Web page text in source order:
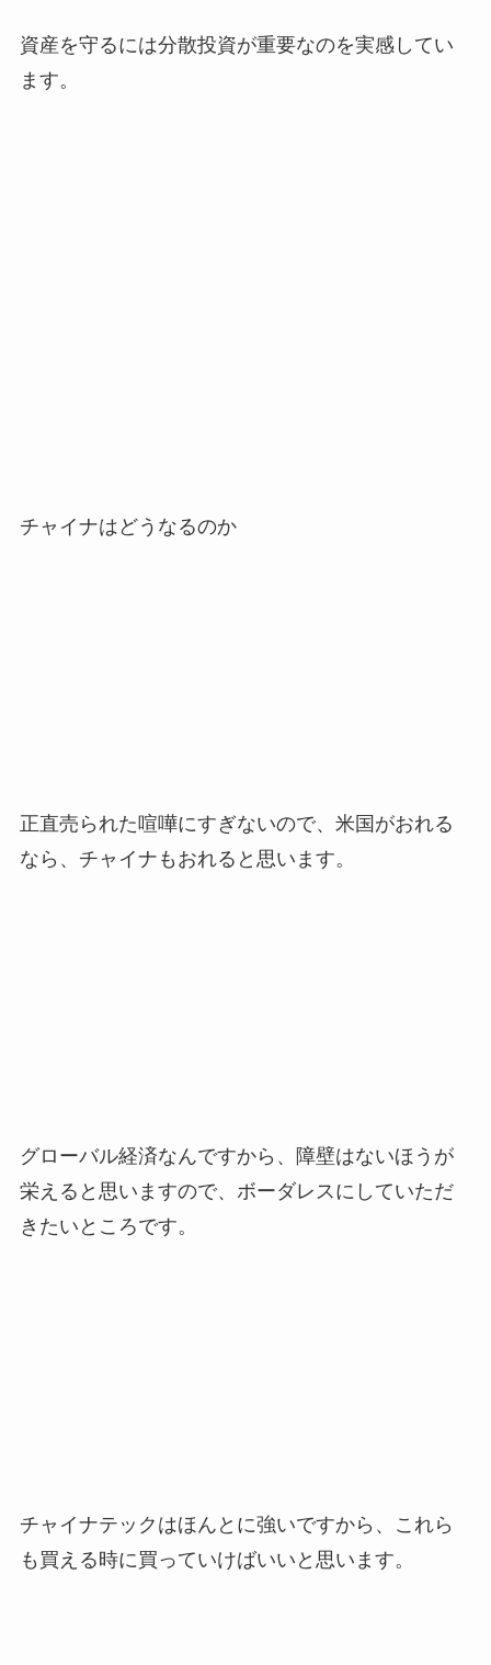
資産を守るには分散投資が重要なのを実感してい
ます。
チャイナはどうなるのか
正直売られた喧嘩にすぎないので、米国がおれる
なら、チャイナもおれると思います。
グローバル経済なんですから、障壁はないほうが
栄えると思いますので、ボーダレスにしていただ
きたいところです。
チャイナテックはほんとに強いですから、これら
も買える時に買っていけばいいと思います。